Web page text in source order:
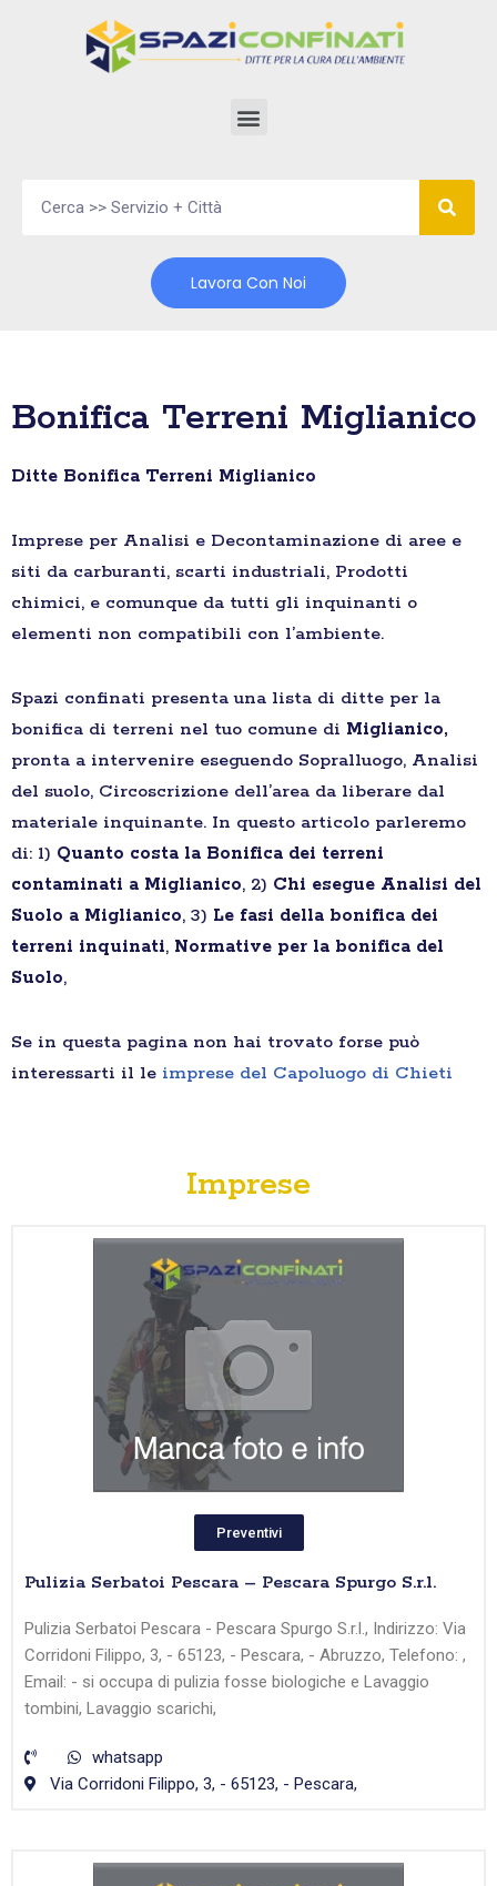
Lavora Con Noi
Bonifica Terreni Miglianico
Ditte Bonifica Terreni Miglianico
Imprese per Analisi e Decontaminazione di aree e
siti da carburanti, scarti industriali, Prodotti
chimici, e comunque da tutti gli inquinanti o
elementi non compatibili con l’ambiente.
Spazi confinati presenta una lista di ditte per la
bonifica di terreni nel tuo comune di Miglianico,
pronta a intervenire eseguendo Sopralluogo, Analisi
del suolo, Circoscrizione dell’area da liberare dal
materiale inquinante. In questo articolo parleremo
di: 1) Quanto costa la Bonifica dei terreni
contaminati a Miglianico, 2) Chi esegue Analisi del
Suolo a Miglianico, 3) Le fasi della bonifica dei
terreni inquinati, Normative per la bonifica del
Suolo,
Se in questa pagina non hai trovato forse può
interessarti il le imprese del Capoluogo di Chieti
Imprese
Preventivi
Pulizia Serbatoi Pescara – Pescara Spurgo S.r.l.
Pulizia Serbatoi Pescara - Pescara Spurgo S.r.l., Indirizzo: Via
Corridoni Filippo, 3, - 65123, - Pescara, - Abruzzo, Telefono: ,
Email: - si occupa di pulizia fosse biologiche e Lavaggio
tombini, Lavaggio scarichi,
whatsapp
Via Corridoni Filippo, 3, - 65123, - Pescara,